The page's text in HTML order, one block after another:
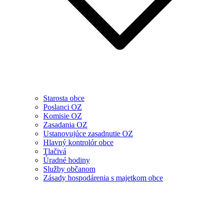
Starosta obce
Poslanci OZ
Komisie OZ
Zasadania OZ
Ustanovujúce zasadnutie OZ
Hlavný kontrolór obce
Tlačivá
Úradné hodiny
Služby občanom
Zásady hospodárenia s majetkom obce